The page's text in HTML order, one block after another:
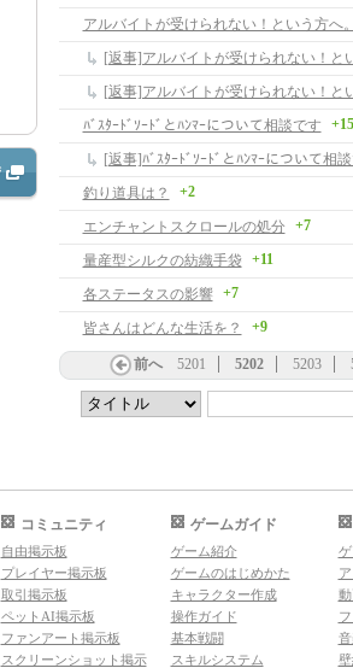
ﾊﾞｽﾀｰﾄﾞｿｰﾄﾞとﾊﾝﾏｰについて相談です +15
[返事]ﾊﾞｽﾀｰﾄﾞｿｰﾄﾞとﾊﾝﾏｰについて相
釣り道具は？
+2
エンチャントスクロールの処分 +7
量産型シルクの紡織手袋 +11
各ステータスの影響 +7
皆さんはどんな生活を？ +9
前へ 5201 5202 5203
コミュニティ
自由掲示板
プレイヤー掲示板
取引掲示板
ペットAI掲示板
ファンアート掲示板
スクリーンショット掲示
ゲームガイド
ゲーム紹介
ゲームのはじめかた
キャラクター作成
操作ガイド
基本戦闘
スキルシステム